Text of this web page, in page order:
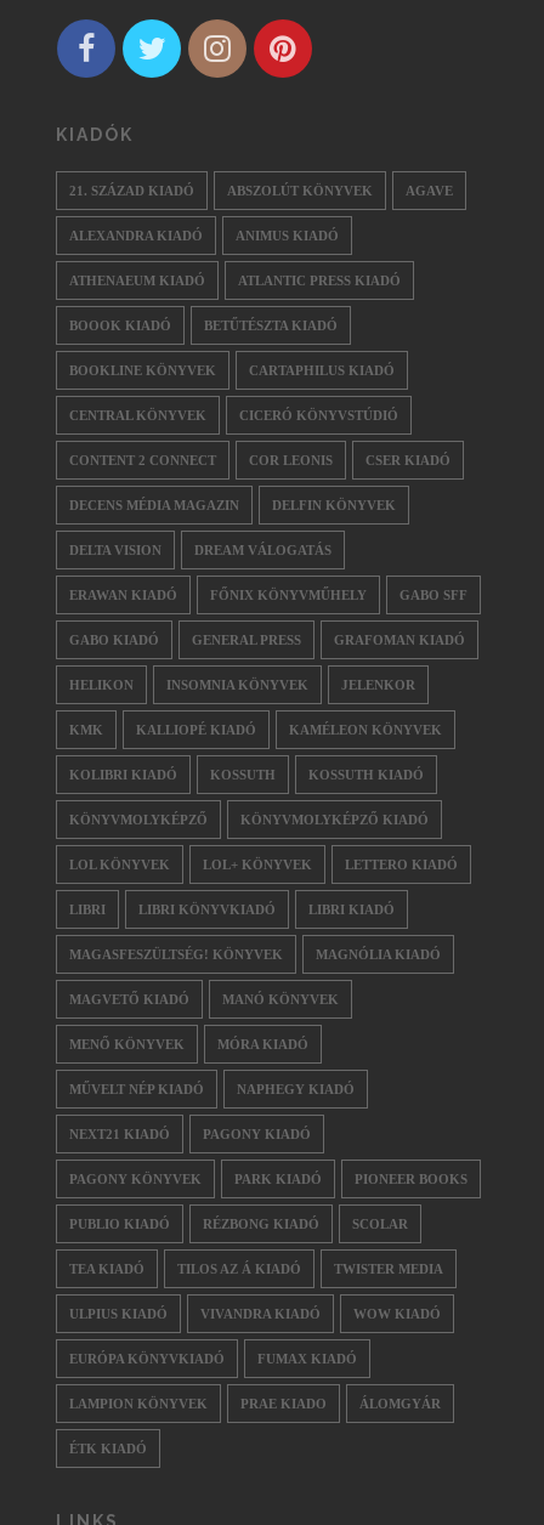
KIADÓK
21. SZÁZAD KIADÓ ABSZOLÚT KÖNYVEK AGAVE
ALEXANDRA KIADÓ ANIMUS KIADÓ
ATHENAEUM KIADÓ ATLANTIC PRESS KIADÓ
BOOOK KIADÓ BETŰTÉSZTA KIADÓ
BOOKLINE KÖNYVEK CARTAPHILUS KIADÓ
CENTRAL KÖNYVEK CICERÓ KÖNYVSTÚDIÓ
CONTENT 2 CONNECT COR LEONIS CSER KIADÓ
DECENS MÉDIA MAGAZIN DELFIN KÖNYVEK
DELTA VISION DREAM VÁLOGATÁS
ERAWAN KIADÓ FŐNIX KÖNYVMŰHELY GABO SFF
GABO KIADÓ GENERAL PRESS GRAFOMAN KIADÓ
HELIKON INSOMNIA KÖNYVEK JELENKOR
KMK KALLIOPÉ KIADÓ KAMÉLEON KÖNYVEK
KOLIBRI KIADÓ KOSSUTH KOSSUTH KIADÓ
KÖNYVMOLYKÉPZŐ KÖNYVMOLYKÉPZŐ KIADÓ
LOL KÖNYVEK LOL+ KÖNYVEK LETTERO KIADÓ
LIBRI LIBRI KÖNYVKIADÓ LIBRI KIADÓ
MAGASFESZÜLTSÉG! KÖNYVEK MAGNÓLIA KIADÓ
MAGVETŐ KIADÓ MANÓ KÖNYVEK
MENŐ KÖNYVEK MÓRA KIADÓ
MŰVELT NÉP KIADÓ NAPHEGY KIADÓ
NEXT21 KIADÓ PAGONY KIADÓ
PAGONY KÖNYVEK PARK KIADÓ PIONEER BOOKS
PUBLIO KIADÓ RÉZBONG KIADÓ SCOLAR
TEA KIADÓ TILOS AZ Á KIADÓ TWISTER MEDIA
ULPIUS KIADÓ VIVANDRA KIADÓ WOW KIADÓ
EURÓPA KÖNYVKIADÓ FUMAX KIADÓ
LAMPION KÖNYVEK PRAE KIADO ÁLOMGYÁR
ÉTK KIADÓ